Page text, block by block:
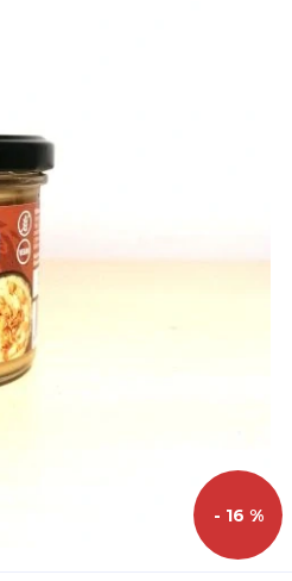
- 16 %